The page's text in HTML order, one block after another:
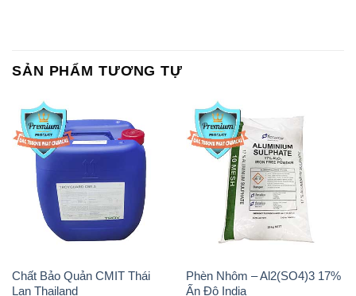
SẢN PHẨM TƯƠNG TỰ
Chất Bảo Quản CMIT Thái
Lan Thailand
Phèn Nhôm – Al2(SO4)3 17%
Ấn Độ India